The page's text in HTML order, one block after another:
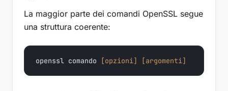
La maggior parte dei comandi OpenSSL segue
una struttura coerente:
openssl comando [opzioni] [argomenti]